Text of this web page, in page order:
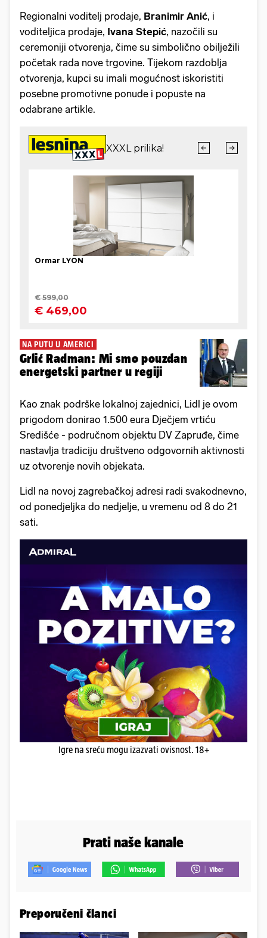
Regionalni voditelj prodaje, Branimir Anić, i
voditeljica prodaje, Ivana Stepić, nazočili su
ceremoniji otvorenja, čime su simbolično obilježili
početak rada nove trgovine. Tijekom razdoblja
otvorenja, kupci su imali mogućnost iskoristiti
posebne promotivne ponude i popuste na
odabrane artikle.
NA PUTU U AMERICI
Grlić Radman: Mi smo pouzdan
energetski partner u regiji
Kao znak podrške lokalnoj zajednici, Lidl je ovom
prigodom donirao 1.500 eura Dječjem vrtiću
Središće - područnom objektu DV Zapruđe, čime
nastavlja tradiciju društveno odgovornih aktivnosti
uz otvorenje novih objekata.
Lidl na novoj zagrebačkoj adresi radi svakodnevno,
od ponedjeljka do nedjelje, u vremenu od 8 do 21
sati.
Igre na sreću mogu izazvati ovisnost. 18+
Prati naše kanale
Preporučeni članci